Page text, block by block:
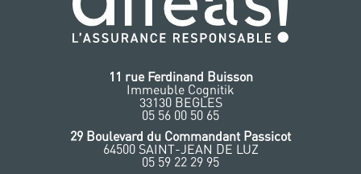
11 rue Ferdinand Buisson
Immeuble Cognitik
33130 BEGLES
‭05 56 00 50 65
‭29 Boulevard du Commandant Passicot
64500 SAINT-JEAN DE LUZ
05 59 22 29 95